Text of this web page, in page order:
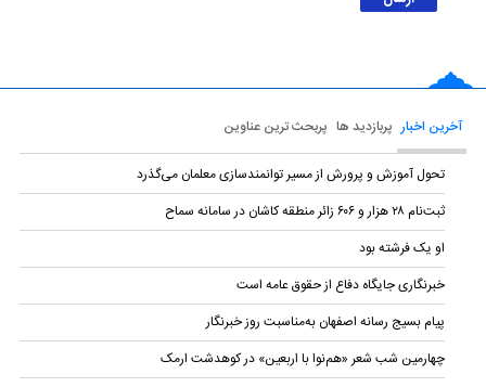
آخرین اخبار پربازدید ها پربحث ترین عناوین
تحول آموزش و پرورش از مسیر توانمندسازی معلمان می‌گذرد
ثبت‌نام ۲۸ هزار و ۶۰۶ زائر منطقه کاشان در سامانه سماح
او یک فرشته بود
خبرنگاری جایگاه دفاع از حقوق عامه است
پیام بسیج رسانه اصفهان به‌مناسبت روز خبرنگار
چهارمین شب شعر «هم‌نوا با اربعین» در کوهدشت ارمک